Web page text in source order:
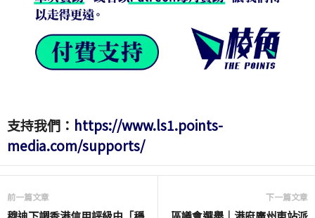
支持我們： https://www.ls1.points-
media.com/supports/
前一篇文章 下一篇文章